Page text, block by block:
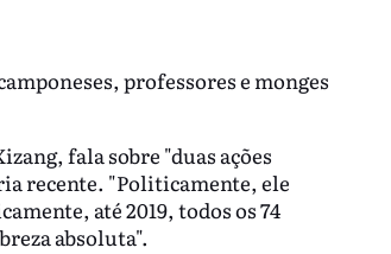
professores e monges
fala sobre "duas ações
recente. "Politicamente, ele
até 2019, todos os 74
absoluta".